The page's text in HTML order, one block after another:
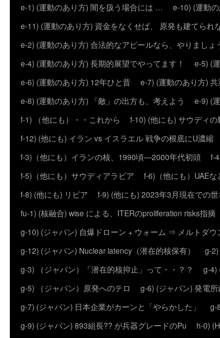
e-1) (運動のあり方) 闇を扱う場合には …
e-10) (運動
e-11) (運動のあり方) 資金をなくせば、 原発も建てられ
e-2) (運動のあり方) 合法的なアピールなら、やりましょ
e-4) (運動のあり方) 長期的展望でやってます！
e-5) (
e-6) (運動のあり方) 12年ひと昔
e-7) (運動のあり方)
e-8) (運動のあり方) 「敵」の出方も、考えよう
e-9) (
f-1) （他にも）・・これから
f-10) (他にも) サウディの
f-12) (他にも) イラン vs イスラエル 戦争の根底にU濃縮
f-3)（他にも）イランの核、1990頃―2000年代初頭
f-
f-5)（他にも）サウディアラビア
f-6)（他にも）UAEな
f-8) (他にも) リビア
f-9) (他にも) 2023年3月現在での
fu-1) (核融合) wise による、ITERのproliferation risks指摘
g-10) (ジャパン) 自爆ドローン + ウォーム ⇒ メルトダウ
g-12) (ジャパン) Nuclear latency（潜在的核保有）
g-
g-3) （ジャパン）「潜在的核抑止」って・・？？
g-4)
g-5) （ジャパン）原発へのテロ
g-6) (ジャパン) 発電
g-7) (ジャパン) 日本企業がカーンと「やらかした」
g-
g-9) (ジャパン) 893組長?? が兵器グレードのPu
h-0)